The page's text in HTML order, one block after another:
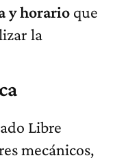
y horario que
la
Libre
mecánicos,